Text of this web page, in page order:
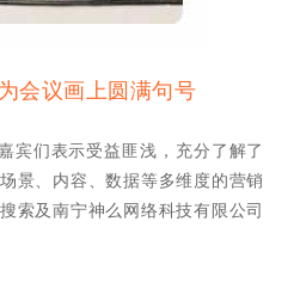
会议画上圆满句号
宾们表示受益匪浅，充分了解了
景、内容、数据等多维度的营销
索及南宁神么网络科技有限公司